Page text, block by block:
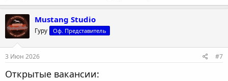
Mustang Studio
Гуру Оф. Представитель
3 Июн 2026 #7
Открытые вакансии: